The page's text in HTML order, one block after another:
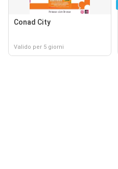
Conad City
Valido per 5 giorni